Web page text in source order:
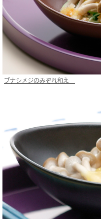
ブナシメジのみぞれ和え